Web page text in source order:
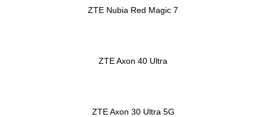
ZTE Nubia Red Magic 7
ZTE Axon 40 Ultra
ZTE Axon 30 Ultra 5G